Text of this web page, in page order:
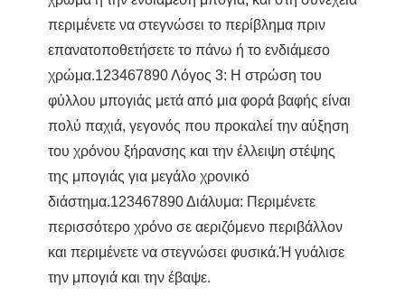
περιμένετε να στεγνώσει το περίβλημα πριν
επανατοποθετήσετε το πάνω ή το ενδιάμεσο
χρώμα.123467890 Λόγος 3: Η στρώση του
φύλλου μπογιάς μετά από μια φορά βαφής είναι
πολύ παχιά, γεγονός που προκαλεί την αύξηση
του χρόνου ξήρανσης και την έλλειψη στέψης
της μπογιάς για μεγάλο χρονικό
διάστημα.123467890 Διάλυμα: Περιμένετε
περισσότερο χρόνο σε αεριζόμενο περιβάλλον
και περιμένετε να στεγνώσει φυσικά.Ή γυάλισε
την μπογιά και την έβαψε.